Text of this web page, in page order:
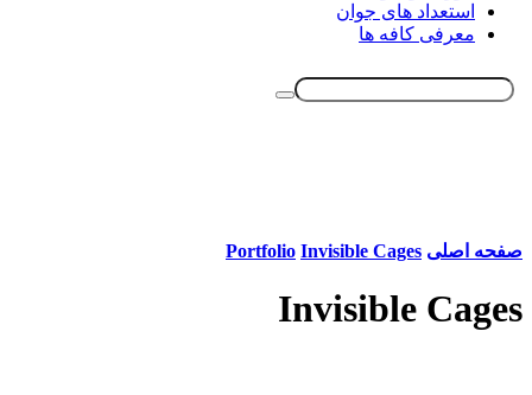
استعداد های جوان
معرفی کافه ها
صفحه اصلی Portfolio Invisible Cages
Invisible Cages